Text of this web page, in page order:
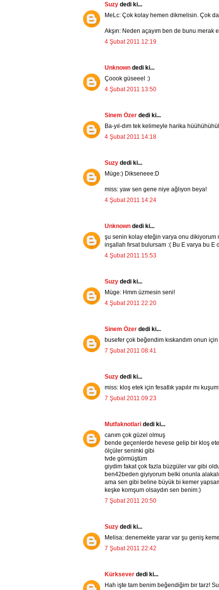
Suzy dedi ki...
MeLc: Çok kolay hemen dikmelisin. Çok
Akşın: Neden açayım ben de bunu merak
4 Şubat 2011 12:19
Unknown dedi ki...
Çoook güseeel :)
4 Şubat 2011 13:50
Sinem Özer dedi ki...
Ba-yıl-dım tek kelimeyle harika
4 Şubat 2011 14:18
Suzy dedi ki...
Müge:) Dikseneee:D
miss: yaw sen gene niye ağlıyon beya!
4 Şubat 2011 14:24
Unknown dedi ki...
şu senin kolay eteğin varya onu dikiyorum
inşallah fırsat bulursam :( Bu E varya bu E
4 Şubat 2011 15:53
Suzy dedi ki...
Müge: Hmm üzmesin seni!
4 Şubat 2011 22:20
Sinem Özer dedi ki...
busefer çok beğendim kıskandım onun
7 Şubat 2011 08:41
Suzy dedi ki...
miss: kloş etek için fesatlık yapılır mı
7 Şubat 2011 09:23
Mutfaknotlari dedi ki...
canım çok güzel olmuş
bende geçenlerde hevese gelip bir kloş
ölçüler seninki gibi
tvde görmüştüm
giydim fakat çok fazla büzgüler var gibi
ben42beden giyiyorum belki onunla
ama sen gibi beline büyük bi kemer
keşke komşum olsaydın sen benim:)
7 Şubat 2011 20:50
Suzy dedi ki...
Melisa: denemekte yarar var şu geniş
7 Şubat 2011 22:42
Kürksever dedi ki...
Hah işte tam benim beğendiğim bir tarz!